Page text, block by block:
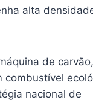
alta
de
combustível
nacional de